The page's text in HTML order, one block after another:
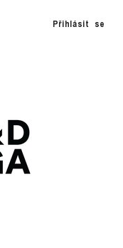
Přihlásit se